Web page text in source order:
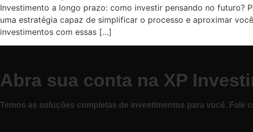
Investimento a longo prazo: como investir pensando no futuro?
uma estratégia capaz de simplificar o processo e aproximar
investimentos com essas […]
Abra sua conta na XP
Temos as soluções completas de investimentos para você. Fale